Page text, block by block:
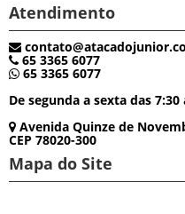
Atendimento
65 3365 6077
65 3365 6077
De segunda a sexta das 7:30
Avenida Quinze de
CEP 78020-300
Mapa do Site